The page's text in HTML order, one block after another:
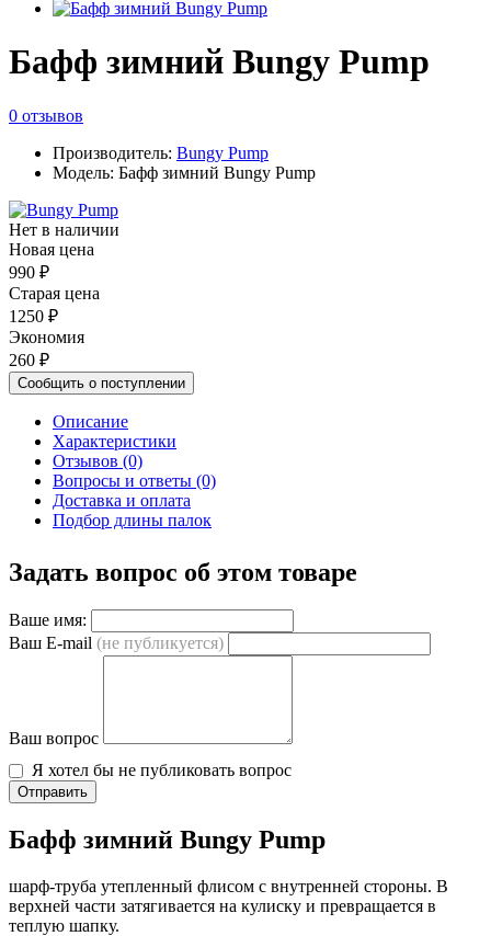
Бафф зимний Bungy Pump
0 отзывов
Производитель: Bungy Pump
Модель: Бафф зимний Bungy Pump
Нет в наличии
Новая цена
990 ₽
Старая цена
1250 ₽
Экономия
260 ₽
Сообщить о поступлении
Описание
Характеристики
Отзывов (0)
Вопросы и ответы (0)
Доставка и оплата
Подбор длины палок
Задать вопрос об этом товаре
Ваше имя:
Ваш E-mail (не публикуется)
Ваш вопрос
Я хотел бы не публиковать вопрос
Отправить
Бафф зимний Bungy Pump
шарф-труба утепленный флисом с внутренней стороны. В
верхней части затягивается на кулиску и превращается в
теплую шапку.